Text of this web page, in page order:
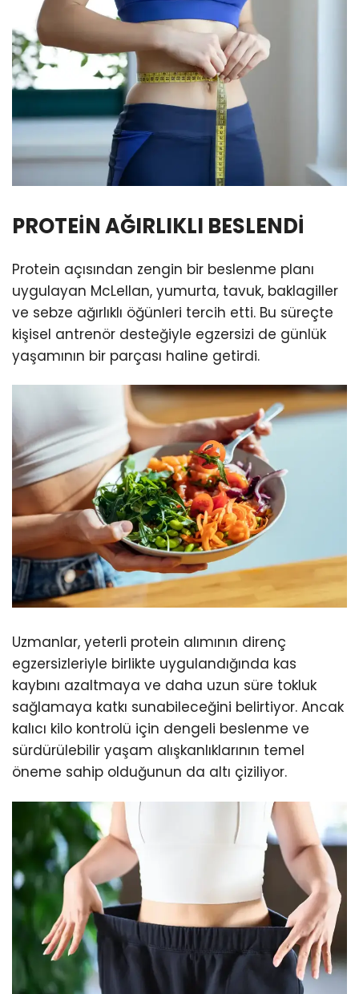
PROTEİN AĞIRLIKLI BESLENDİ
Protein açısından zengin bir beslenme planı
uygulayan McLellan, yumurta, tavuk, baklagiller
ve sebze ağırlıklı öğünleri tercih etti. Bu süreçte
kişisel antrenör desteğiyle egzersizi de günlük
yaşamının bir parçası haline getirdi.
Uzmanlar, yeterli protein alımının direnç
egzersizleriyle birlikte uygulandığında kas
kaybını azaltmaya ve daha uzun süre tokluk
sağlamaya katkı sunabileceğini belirtiyor. Ancak
kalıcı kilo kontrolü için dengeli beslenme ve
sürdürülebilir yaşam alışkanlıklarının temel
öneme sahip olduğunun da altı çiziliyor.